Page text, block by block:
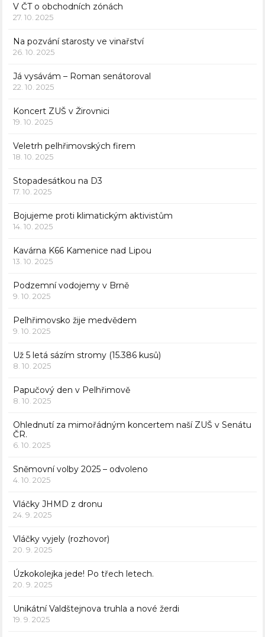
V ČT o obchodních zónách
27. 10. 2025
Na pozvání starosty ve vinařství
26. 10. 2025
Já vysávám – Roman senátoroval
22. 10. 2025
Koncert ZUŠ v Žirovnici
19. 10. 2025
Veletrh pelhřimovských firem
18. 10. 2025
Stopadesátkou na D3
17. 10. 2025
Bojujeme proti klimatickým aktivistům
14. 10. 2025
Kavárna K66 Kamenice nad Lipou
13. 10. 2025
Podzemní vodojemy v Brně
9. 10. 2025
Pelhřimovsko žije medvědem
9. 10. 2025
Už 5 letá sázím stromy (15.386 kusů)
8. 10. 2025
Papučový den v Pelhřimově
8. 10. 2025
Ohlednutí za mimořádným koncertem naší ZUŠ v Senátu
ČR.
6. 10. 2025
Sněmovní volby 2025 – odvoleno
4. 10. 2025
Vláčky JHMD z dronu
24. 9. 2025
Vláčky vyjely (rozhovor)
20. 9. 2025
Úzkokolejka jede! Po třech letech.
20. 9. 2025
Unikátní Valdštejnova truhla a nové žerdi
19. 9. 2025